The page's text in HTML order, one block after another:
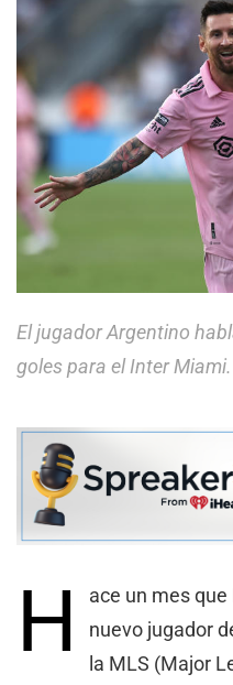
El jugador Argentino
goles para el Inter
H
ace un mes
nuevo jugador
la MLS (Major